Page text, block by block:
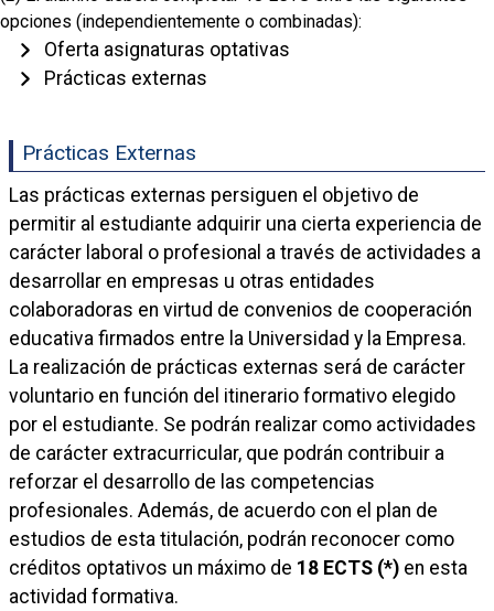
opciones (independientemente o combinadas):
Oferta asignaturas optativas
Prácticas externas
Prácticas Externas
Las prácticas externas persiguen el objetivo de
permitir al estudiante adquirir una cierta experiencia de
carácter laboral o profesional a través de actividades a
desarrollar en empresas u otras entidades
colaboradoras en virtud de convenios de cooperación
educativa firmados entre la Universidad y la Empresa.
La realización de prácticas externas será de carácter
voluntario en función del itinerario formativo elegido
por el estudiante. Se podrán realizar como actividades
de carácter extracurricular, que podrán contribuir a
reforzar el desarrollo de las competencias
profesionales. Además, de acuerdo con el plan de
estudios de esta titulación, podrán reconocer como
créditos optativos un máximo de 18 ECTS (*) en esta
actividad formativa.